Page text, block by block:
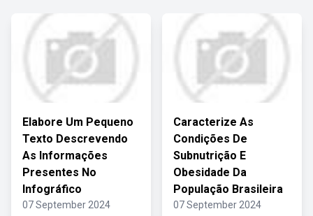
Elabore Um Pequeno
Texto Descrevendo
As Informações
Presentes No
Infográfico
07 September 2024
Caracterize As
Condições De
Subnutrição E
Obesidade Da
População Brasileira
07 September 2024